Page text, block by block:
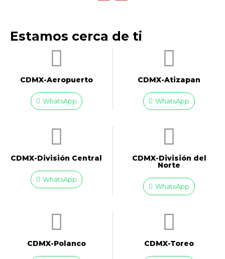
Estamos cerca de ti
CDMX-Aeropuerto​
WhatsApp
CDMX-Atizapan
WhatsApp
CDMX-División Central
WhatsApp
CDMX-División del
Norte
WhatsApp
CDMX-Polanco CDMX-Toreo